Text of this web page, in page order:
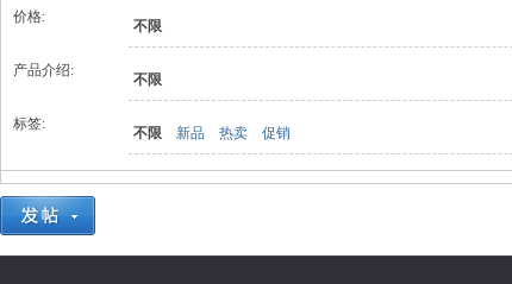
价格:
不限
产品介绍:
不限
标签:
不限 新品 热卖 促销